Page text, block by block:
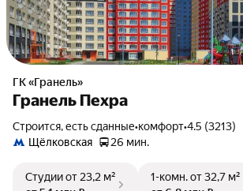
ГК «Гранель»
Гранель Пехра
Строится, есть сданные•комфорт•4.5 (3213)
Щёлковская
26 мин.
Студииот 23,2 м²
1-комн.от 32,7 м²